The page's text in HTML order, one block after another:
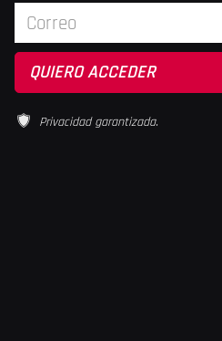
Privacidad garantizada.